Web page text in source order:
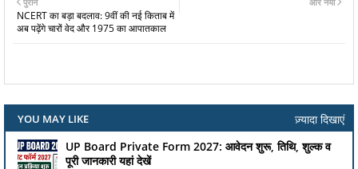
NCERT का बड़ा बदलाव: 9वीं की नई किताब में
अब पढ़ेंगे चारों वेद और 1975 का आपातकाल
YOU MAY LIKE
ज़्यादा दिखाएं
UP Board Private Form 2027: आवेदन शुरू, तिथि, शुल्क व
पूरी जानकारी यहां देखें